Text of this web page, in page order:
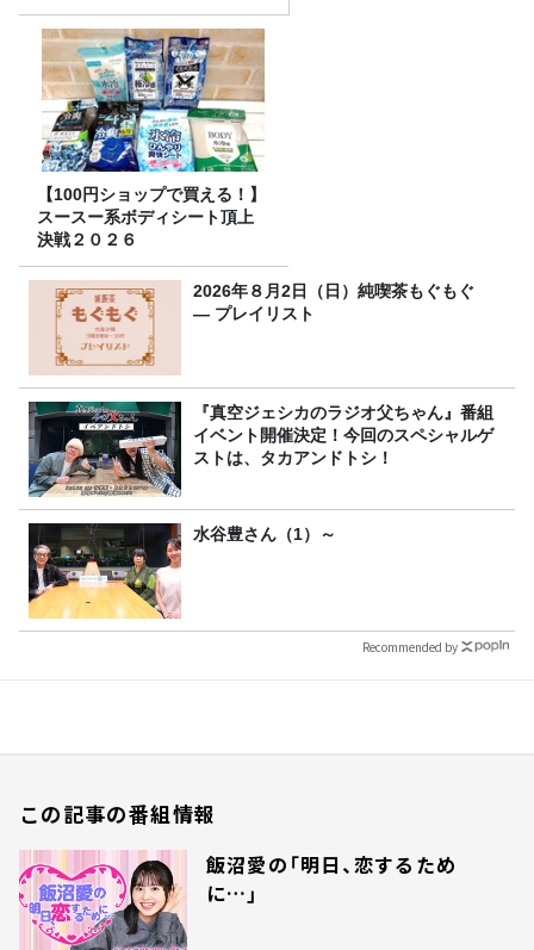
る？
【100円ショップで買える！】
スースー系ボディシート頂上
決戦２０２６
2026年８月2日（日）純喫茶もぐもぐ
― プレイリスト
『真空ジェシカのラジオ父ちゃん』番組
イベント開催決定！今回のスペシャルゲ
ストは、タカアンドトシ！
水谷豊さん（1）～
Recommended by
この記事の番組情報
飯沼愛の「明日、恋するため
に…」